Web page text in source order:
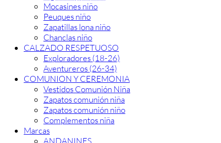
Mocasines niño
Peuques niño
Zapatillas lona niño
Chanclas niño
CALZADO RESPETUOSO
Exploradores (18-26)
Aventureros (26-34)
COMUNION Y CEREMONIA
Vestidos Comunión Niña
Zapatos comunión niña
Zapatos comunión niño
Complementos niña
Marcas
ANDANINES